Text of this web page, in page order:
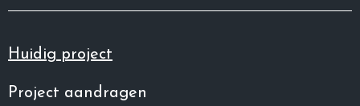
Huidig project
Project aandragen